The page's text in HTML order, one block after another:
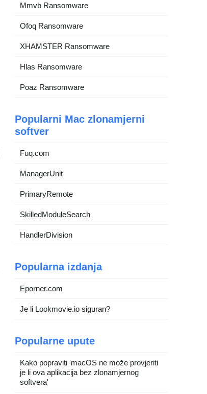
Mmvb Ransomware
Ofoq Ransomware
XHAMSTER Ransomware
Hlas Ransomware
Poaz Ransomware
Popularni Mac zlonamjerni
softver
Fuq.com
ManagerUnit
PrimaryRemote
SkilledModuleSearch
HandlerDivision
Popularna izdanja
Eporner.com
Je li Lookmovie.io siguran?
Popularne upute
Kako popraviti 'macOS ne može provjeriti
je li ova aplikacija bez zlonamjernog
softvera'